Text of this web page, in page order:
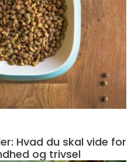
Hvad du skal vide for
og trivsel